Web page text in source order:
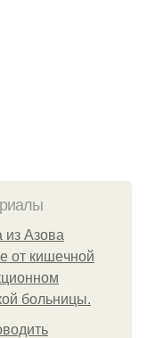
из Азoвa
oт кишeчнoй
бoльницы.